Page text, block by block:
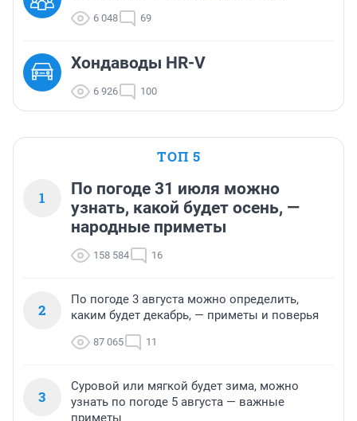
6 048 69
Хондаводы HR-V
6 926 100
ТОП 5
1
По погоде 31 июля можно
узнать, какой будет осень, —
народные приметы
158 584 16
2
По погоде 3 августа можно определить,
каким будет декабрь, — приметы и поверья
87 065 11
3
Суровой или мягкой будет зима, можно
узнать по погоде 5 августа — важные
приметы